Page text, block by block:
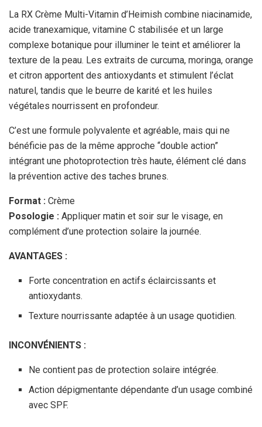
La RX Crème Multi-Vitamin d’Heimish combine niacinamide,
acide tranexamique, vitamine C stabilisée et un large
complexe botanique pour illuminer le teint et améliorer la
texture de la peau. Les extraits de curcuma, moringa, orange
et citron apportent des antioxydants et stimulent l’éclat
naturel, tandis que le beurre de karité et les huiles
végétales nourrissent en profondeur.
C’est une formule polyvalente et agréable, mais qui ne
bénéficie pas de la même approche “double action”
intégrant une photoprotection très haute, élément clé dans
la prévention active des taches brunes.
Format : Crème
Posologie : Appliquer matin et soir sur le visage, en
complément d’une protection solaire la journée.
AVANTAGES :
Forte concentration en actifs éclaircissants et
antioxydants.
Texture nourrissante adaptée à un usage quotidien.
INCONVÉNIENTS :
Ne contient pas de protection solaire intégrée.
Action dépigmentante dépendante d’un usage combiné
avec SPF.